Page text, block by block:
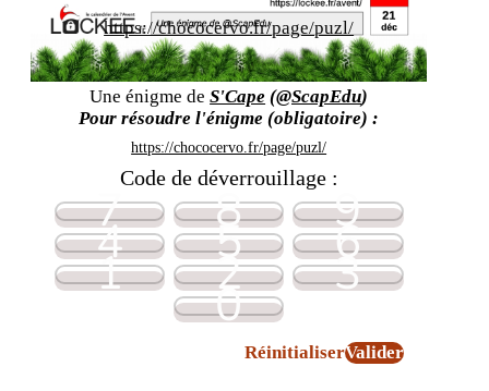
https://chococervo.fr/page/puzl/
Une énigme deS'Cape (@ScapEdu)
Pour résoudre l'énigme (obligatoire) :
https://chococervo.fr/page/puzl/
Code de déverrouillage :
7 8 9
4 5 6
1 2 3
0
RéinitialiserValider